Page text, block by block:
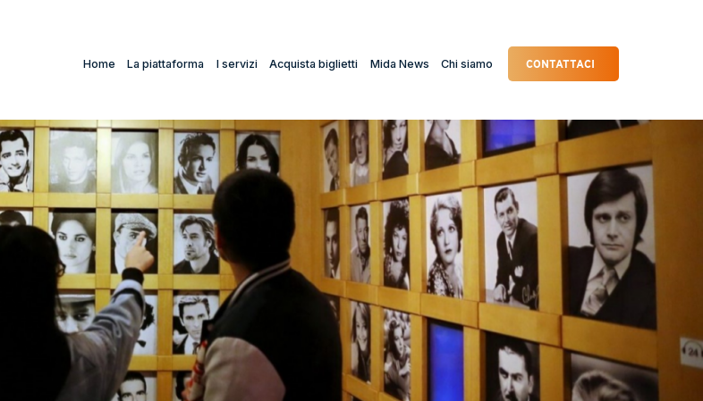
Home La piattaforma I servizi Acquista biglietti Mida News Chi siamo CONTATTACI